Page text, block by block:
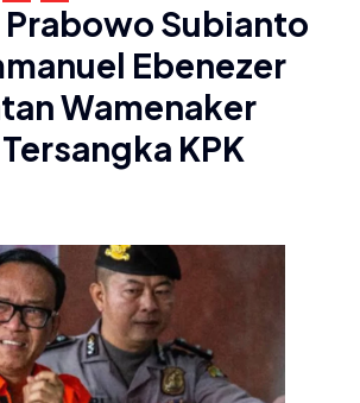
Subianto
Ebenezer
Wamenaker
KPK